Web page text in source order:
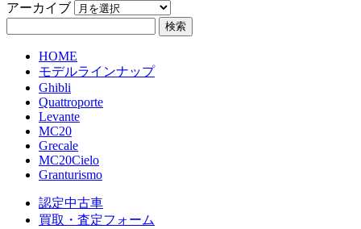
アーカイブ
HOME
モデルラインナップ
Ghibli
Quattroporte
Levante
MC20
Grecale
MC20Cielo
Granturismo
認定中古車
買取・査定フォーム